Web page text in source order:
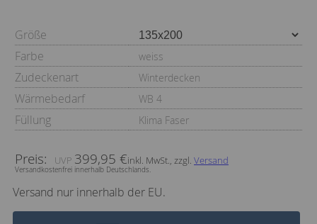
Größe
Farbe
weiss
Zudeckenart Winterdecken
Wärmebedarf WB 4
Füllung Klima Faser
Preis: 399,95 €inkl. MwSt., zzgl. Versand
Versandkostenfrei innerhalb Deutschlands.
Versand nur innerhalb der EU.